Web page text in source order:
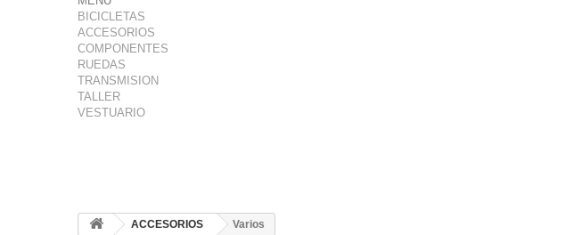
BICICLETAS
ACCESORIOS
COMPONENTES
RUEDAS
TRANSMISION
TALLER
VESTUARIO
ACCESORIOS Varios